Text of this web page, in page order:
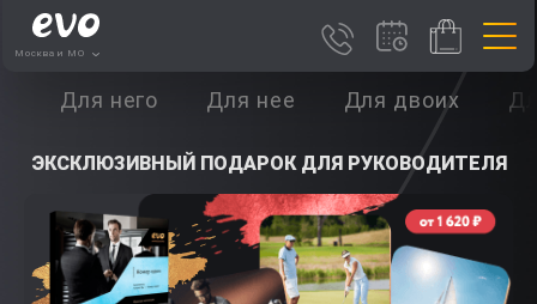
Москва и МО
Для него Для нее Для двоих
ПОДАРОК ДЛЯ РУКОВОДИТЕЛЯ